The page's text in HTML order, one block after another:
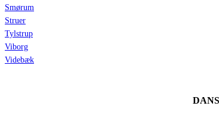
Smørum
Struer
Tylstrup
Viborg
Videbæk